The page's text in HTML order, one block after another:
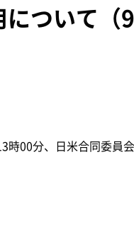
ついて（9
00分、日米合同委員